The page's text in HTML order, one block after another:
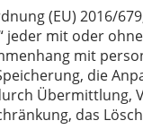
(EU) 2016/
jeder mit oder
mit
die
Übermittlung,
das